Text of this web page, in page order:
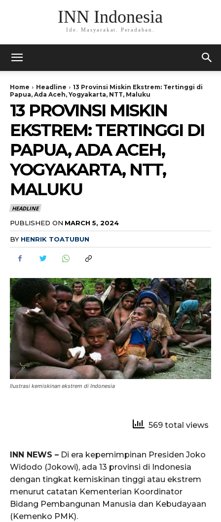
INN Indonesia
Ide. Masyarakat. Peradaban.
Home Headline
13 Provinsi Miskin Ekstrem: Tertinggi di
Papua, Ada Aceh, Yogyakarta, NTT, Maluku
13 PROVINSI MISKIN
EKSTREM: TERTINGGI DI
PAPUA, ADA ACEH,
YOGYAKARTA, NTT,
MALUKU
HEADLINE
PUBLISHED ON MARCH 5, 2024
BY HENRIK TOATUBUN
Ilustrasi kemiskinan ekstrem di Indonesia
569 total views
INN NEWS – Di era kepemimpinan Presiden Joko
Widodo (Jokowi), ada 13 provinsi di Indonesia
dengan tingkat kemiskinan tinggi atau ekstrem
menurut catatan Kementerian Koordinator
Bidang Pembangunan Manusia dan Kebudayaan
(Kemenko PMK).